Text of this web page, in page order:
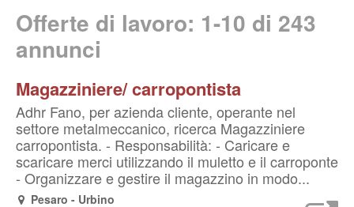
Offerte di lavoro: 1-10 di 243
annunci
Magazziniere/ carropontista
Adhr Fano, per azienda cliente, operante nel
settore metalmeccanico, ricerca Magazziniere
carropontista. - Responsabilità: - Caricare e
scaricare merci utilizzando il muletto e il carroponte
- Organizzare e gestire il magazzino in modo...
Pesaro - Urbino